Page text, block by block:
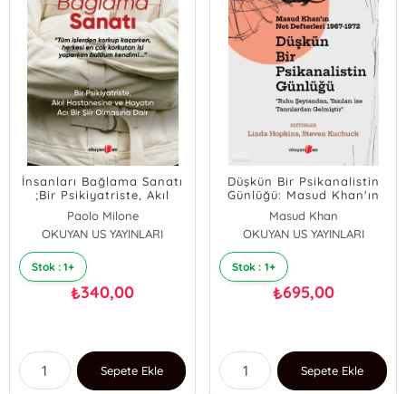
İnsanları Bağlama Sanatı
;Bir Psikiyatriste, Akıl
Hastanesine ve Hayatın
Acı Bir Şiir Olmasına Dair
Paolo Milone
OKUYAN US YAYINLARI
Stok : 1+
₺340,00
Sepete Ekle
Düşkün Bir Psikanalistin
Günlüğü: Masud Khan'ın
Not Defterleri 1967-1972
Masud Khan
OKUYAN US YAYINLARI
Stok : 1+
₺695,00
Sepete Ekle